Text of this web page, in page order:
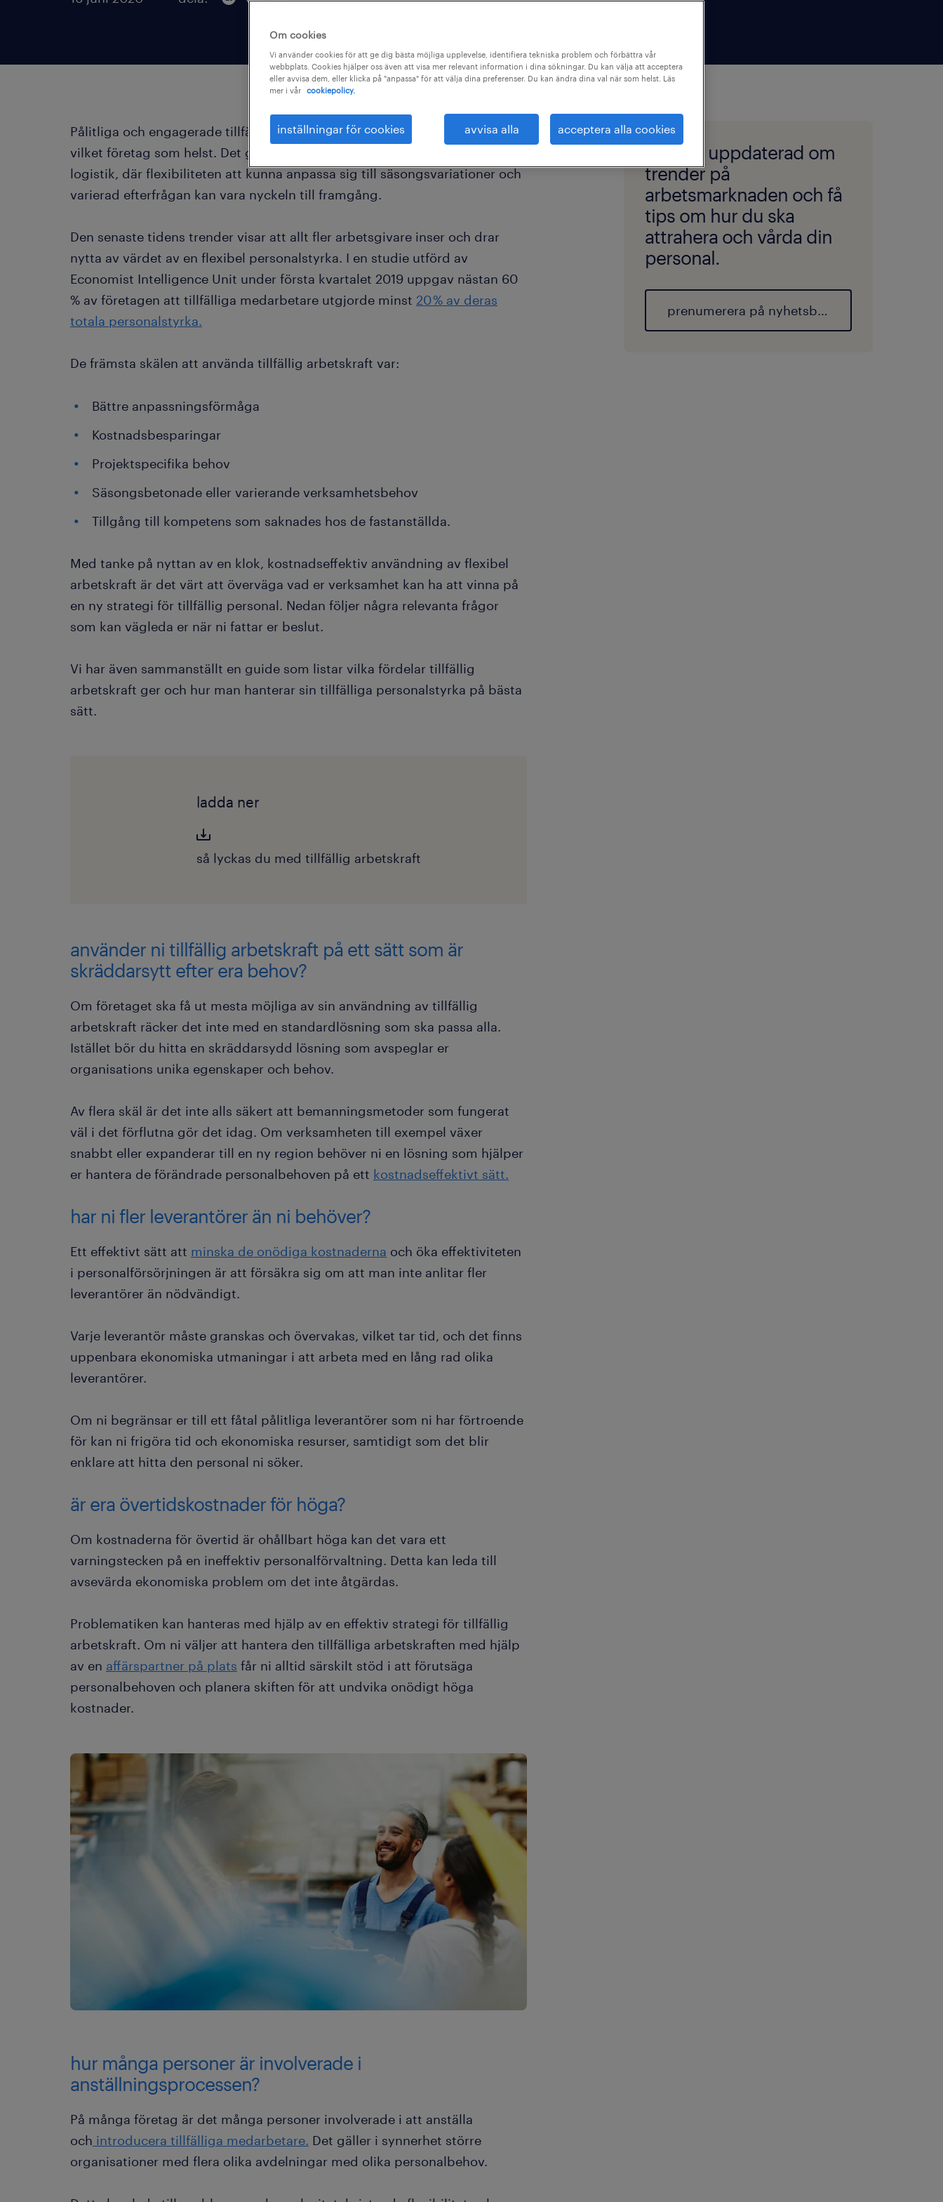
Pålitliga och engagerade tillfälliga medarbetare är en värdefull tillgång för
vilket företag som helst. Det gäller särskilt i branscher som tillverkning och
logistik, där flexibiliteten att kunna anpassa sig till säsongsvariationer och
varierad efterfrågan kan vara nyckeln till framgång.
Den senaste tidens trender visar att allt fler arbetsgivare inser och drar
nytta av värdet av en flexibel personalstyrka. I en studie utförd av
Economist Intelligence Unit under första kvartalet 2019 uppgav nästan 60
% av företagen att tillfälliga medarbetare utgjorde minst 20 % av deras
totala personalstyrka.
De främsta skälen att använda tillfällig arbetskraft var:
Bättre anpassningsförmåga
Kostnadsbesparingar
Projektspecifika behov
Säsongsbetonade eller varierande verksamhetsbehov
Tillgång till kompetens som saknades hos de fastanställda.
Med tanke på nyttan av en klok, kostnadseffektiv användning av flexibel
arbetskraft är det värt att överväga vad er verksamhet kan ha att vinna på
en ny strategi för tillfällig personal. Nedan följer några relevanta frågor
som kan vägleda er när ni fattar er beslut.
Vi har även sammanställt en guide som listar vilka fördelar tillfällig
arbetskraft ger och hur man hanterar sin tillfälliga personalstyrka på bästa
sätt.
ladda ner
så lyckas du med tillfällig arbetskraft
använder ni tillfällig arbetskraft på ett sätt som är
skräddarsytt efter era behov?
Om företaget ska få ut mesta möjliga av sin användning av tillfällig
arbetskraft räcker det inte med en standardlösning som ska passa alla.
Istället bör du hitta en skräddarsydd lösning som avspeglar er
organisations unika egenskaper och behov.
Av flera skäl är det inte alls säkert att bemanningsmetoder som fungerat
väl i det förflutna gör det idag. Om verksamheten till exempel växer
snabbt eller expanderar till en ny region behöver ni en lösning som hjälper
er hantera de förändrade personalbehoven på ett kostnadseffektivt sätt.
har ni fler leverantörer än ni behöver?
Ett effektivt sätt att minska de onödiga kostnaderna och öka effektiviteten
i personalförsörjningen är att försäkra sig om att man inte anlitar fler
leverantörer än nödvändigt.
Varje leverantör måste granskas och övervakas, vilket tar tid, och det finns
uppenbara ekonomiska utmaningar i att arbeta med en lång rad olika
leverantörer.
Om ni begränsar er till ett fåtal pålitliga leverantörer som ni har förtroende
för kan ni frigöra tid och ekonomiska resurser, samtidigt som det blir
enklare att hitta den personal ni söker.
är era övertidskostnader för höga?
Om kostnaderna för övertid är ohållbart höga kan det vara ett
varningstecken på en ineffektiv personalförvaltning. Detta kan leda till
avsevärda ekonomiska problem om det inte åtgärdas.
Problematiken kan hanteras med hjälp av en effektiv strategi för tillfällig
arbetskraft. Om ni väljer att hantera den tillfälliga arbetskraften med hjälp
av en affärspartner på plats får ni alltid särskilt stöd i att förutsäga
personalbehoven och planera skiften för att undvika onödigt höga
kostnader.
hur många personer är involverade i
anställningsprocessen?
På många företag är det många personer involverade i att anställa
och introducera tillfälliga medarbetare. Det gäller i synnerhet större
organisationer med flera olika avdelningar med olika personalbehov.
håll dig uppdaterad om
trender på
arbetsmarknaden och få
tips om hur du ska
attrahera och vårda din
personal.
prenumerera på nyhetsbrevet
Om cookies
Vi använder cookies för att ge dig bästa möjliga upplevelse, identifiera tekniska problem och förbättra vår
webbplats. Cookies hjälper oss även att visa mer relevant information i dina sökningar. Du kan välja att acceptera
eller avvisa dem, eller klicka på "anpassa" för att välja dina preferenser. Du kan ändra dina val när som helst. Läs
mer i vår
cookiepolicy.
inställningar för cookies avvisa alla acceptera alla cookies